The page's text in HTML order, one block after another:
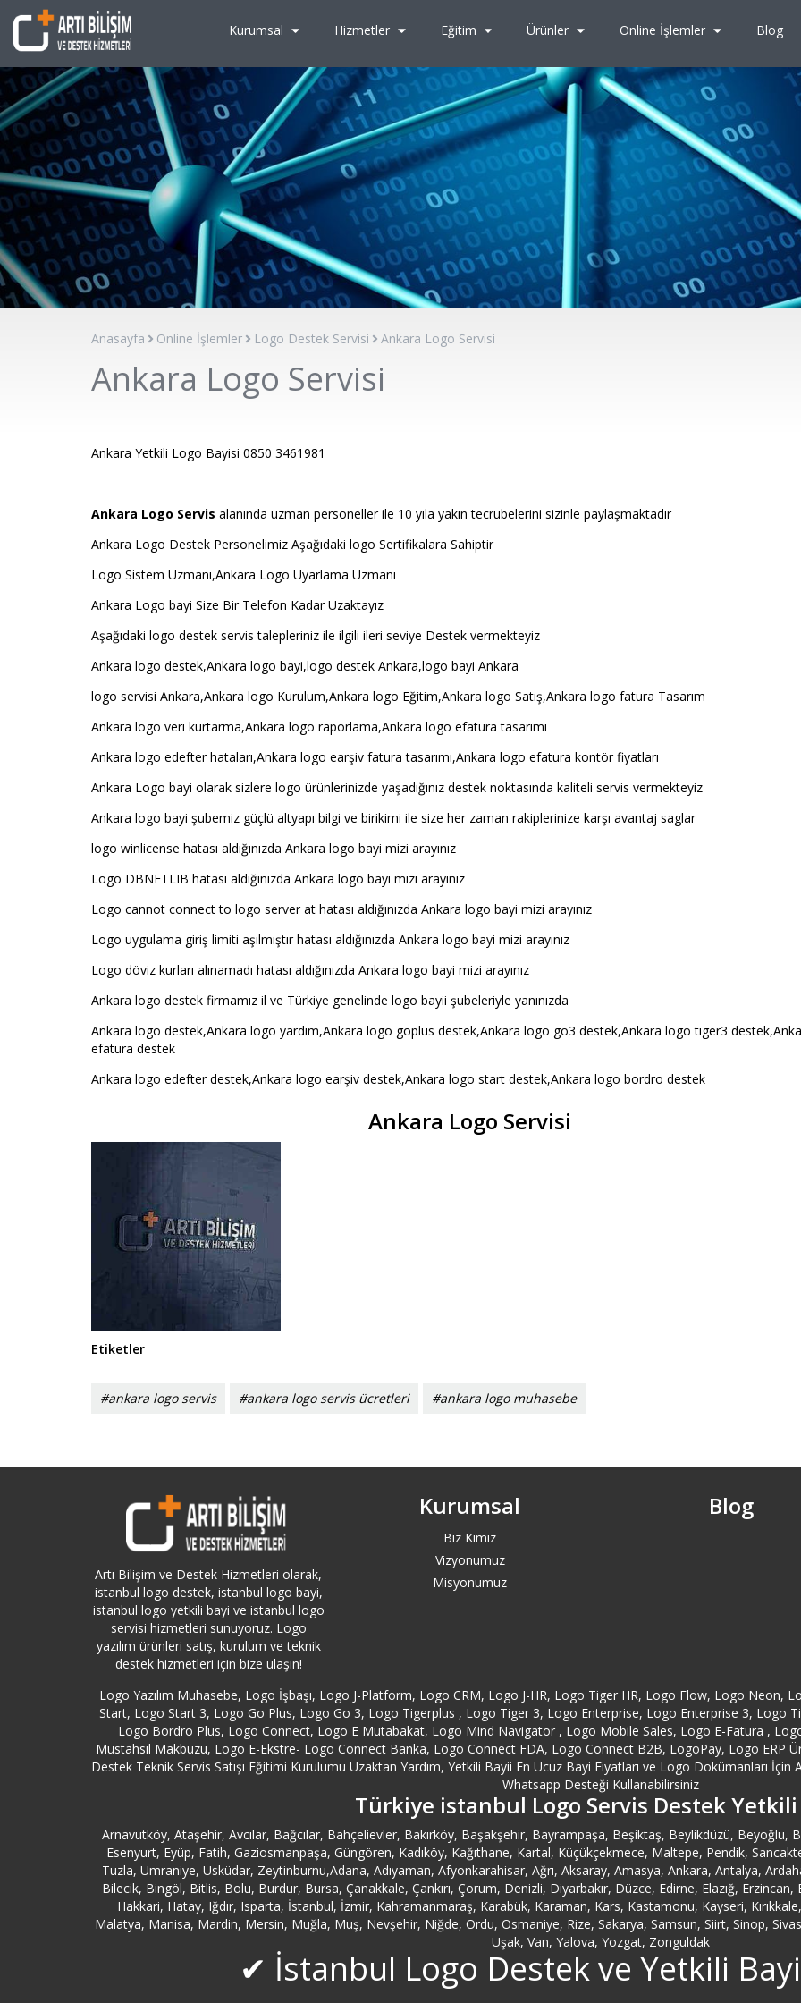
Kurumsal Hizmetler Eğitim Ürünler Online İşlemler Blog
Anasayfa Online İşlemler Logo Destek Servisi Ankara Logo Servisi
Ankara Logo Servisi
Ankara Yetkili Logo Bayisi 0850 3461981
Ankara Logo Servis alanında uzman personeller ile 10 yıla yakın tecrubelerini sizinle paylaşmaktadır
Ankara Logo Destek Personelimiz Aşağıdaki logo Sertifikalara Sahiptir
Logo Sistem Uzmanı,Ankara Logo Uyarlama Uzmanı
Ankara Logo bayi Size Bir Telefon Kadar Uzaktayız
Aşağıdaki logo destek servis talepleriniz ile ilgili ileri seviye Destek vermekteyiz
Ankara logo destek,Ankara logo bayi,logo destek Ankara,logo bayi Ankara
logo servisi Ankara,Ankara logo Kurulum,Ankara logo Eğitim,Ankara logo Satış,Ankara logo fatura Tasarım
Ankara logo veri kurtarma,Ankara logo raporlama,Ankara logo efatura tasarımı
Ankara logo edefter hataları,Ankara logo earşiv fatura tasarımı,Ankara logo efatura kontör fiyatları
Ankara Logo bayi olarak sizlere logo ürünlerinizde yaşadığınız destek noktasında kaliteli servis vermekteyiz
Ankara logo bayi şubemiz güçlü altyapı bilgi ve birikimi ile size her zaman rakiplerinize karşı avantaj saglar
logo winlicense hatası aldığınızda Ankara logo bayi mizi arayınız
Logo DBNETLIB hatası aldığınızda Ankara logo bayi mizi arayınız
Logo cannot connect to logo server at hatası aldığınızda Ankara logo bayi mizi arayınız
Logo uygulama giriş limiti aşılmıştır hatası aldığınızda Ankara logo bayi mizi arayınız
Logo döviz kurları alınamadı hatası aldığınızda Ankara logo bayi mizi arayınız
Ankara logo destek firmamız il ve Türkiye genelinde logo bayii şubeleriyle yanınızda
Ankara logo destek,Ankara logo yardım,Ankara logo goplus destek,Ankara logo go3 destek,Ankara logo tiger3
efatura destek
Ankara logo edefter destek,Ankara logo earşiv destek,Ankara logo start destek,Ankara logo bordro destek
Ankara Logo Servisi
Etiketler
#ankara logo servis #ankara logo servis ücretleri #ankara logo muhasebe
Artı Bilişim ve Destek Hizmetleri olarak,
istanbul logo destek, istanbul logo bayi,
istanbul logo yetkili bayi ve istanbul logo
servisi hizmetleri sunuyoruz. Logo
yazılım ürünleri satış, kurulum ve teknik
destek hizmetleri için bize ulaşın!
Kurumsal
Biz Kimiz
Vizyonumuz
Misyonumuz
Blog
Logo Yazılım Muhasebe, Logo İşbaşı, Logo J-Platform, Logo CRM, Logo J-HR, Logo Tiger HR, Logo Flow, Logo
Start, Logo Start 3, Logo Go Plus, Logo Go 3, Logo Tigerplus , Logo Tiger 3, Logo Enterprise, Logo Enterprise 3, Logo
Logo Bordro Plus, Logo Connect, Logo E Mutabakat, Logo Mind Navigator , Logo Mobile Sales, Logo E-Fatura ,
Müstahsil Makbuzu, Logo E-Ekstre- Logo Connect Banka, Logo Connect FDA, Logo Connect B2B, LogoPay, Logo ERP
Destek Teknik Servis Satışı Eğitimi Kurulumu Uzaktan Yardım, Yetkili Bayii En Ucuz Bayi Fiyatları ve Logo Dokümanları
Whatsapp Desteği Kullanabilirsiniz
Türkiye istanbul Logo Servis Destek Yetkili
Arnavutköy, Ataşehir, Avcılar, Bağcılar, Bahçelievler, Bakırköy, Başakşehir, Bayrampaşa, Beşiktaş, Beylikdüzü, Beyoğlu,
Esenyurt, Eyüp, Fatih, Gaziosmanpaşa, Güngören, Kadıköy, Kağıthane, Kartal, Küçükçekmece, Maltepe, Pendik,
Tuzla, Ümraniye, Üsküdar, Zeytinburnu,Adana, Adıyaman, Afyonkarahisar, Ağrı, Aksaray, Amasya, Ankara, Antalya,
Bilecik, Bingöl, Bitlis, Bolu, Burdur, Bursa, Çanakkale, Çankırı, Çorum, Denizli, Diyarbakır, Düzce, Edirne, Elazığ,
Hakkari, Hatay, Iğdır, Isparta, İstanbul, İzmir, Kahramanmaraş, Karabük, Karaman, Kars, Kastamonu, Kayseri,
Malatya, Manisa, Mardin, Mersin, Muğla, Muş, Nevşehir, Niğde, Ordu, Osmaniye, Rize, Sakarya, Samsun, Siirt, Sinop,
Uşak, Van, Yalova, Yozgat, Zonguldak
✔ İstanbul Logo Destek ve Yetkili